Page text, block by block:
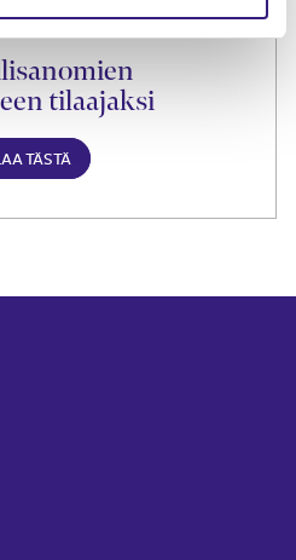
tilaajaksi
TÄSTÄ